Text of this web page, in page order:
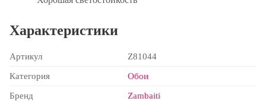
Характеристики
Артикул Z81044
Категория Обои
Бренд Zambaiti